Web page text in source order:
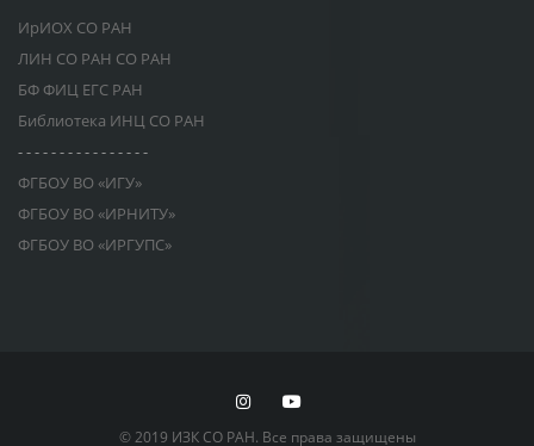
ИрИОХ СО РАН
ЛИН СО РАН СО РАН
БФ ФИЦ ЕГС РАН
Библиотека ИНЦ СО РАН
- - - - - - - - - - - - - - - -
ФГБОУ ВО «ИГУ»
ФГБОУ ВО «ИРНИТУ»
ФГБОУ ВО «ИРГУПС»
© 2019 ИЗК СО РАН. Все права защищены